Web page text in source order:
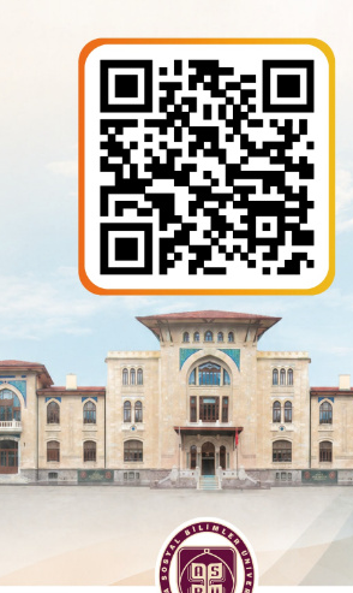
İslam Bilimleri
İslam Bilimleri
Temelİslam Bilimleri
İslam Bilimleri
Temelİslam Bilimleri